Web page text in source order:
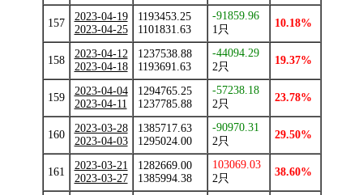
157
2023-04-19
2023-04-25
1193453.25
1101831.63
-91859.96
1只
10.18%
158
2023-04-12
2023-04-18
1237538.88
1193691.63
-44094.29
2只
19.37%
159
2023-04-04
2023-04-11
1294765.25
1237785.88
-57238.18
2只
23.78%
160
2023-03-28
2023-04-03
1385717.63
1295024.00
-90970.31
2只
29.50%
161
2023-03-21
2023-03-27
1282669.00
1385994.38
103069.03
2只
38.60%